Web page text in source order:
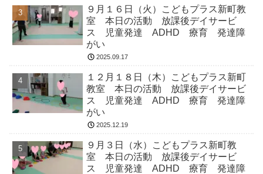
９月１６日（火）こどもプラス新町教
室 本日の活動 放課後デイサービ
ス 児童発達 ADHD 療育 発達障
がい
2025.09.17
１２月１８日（木）こどもプラス新町
教室 本日の活動 放課後デイサービ
ス 児童発達 ADHD 療育 発達障
がい
2025.12.19
９月３日（水）こどもプラス新町教
室 本日の活動 放課後デイサービ
ス 児童発達 ADHD 療育 発達障